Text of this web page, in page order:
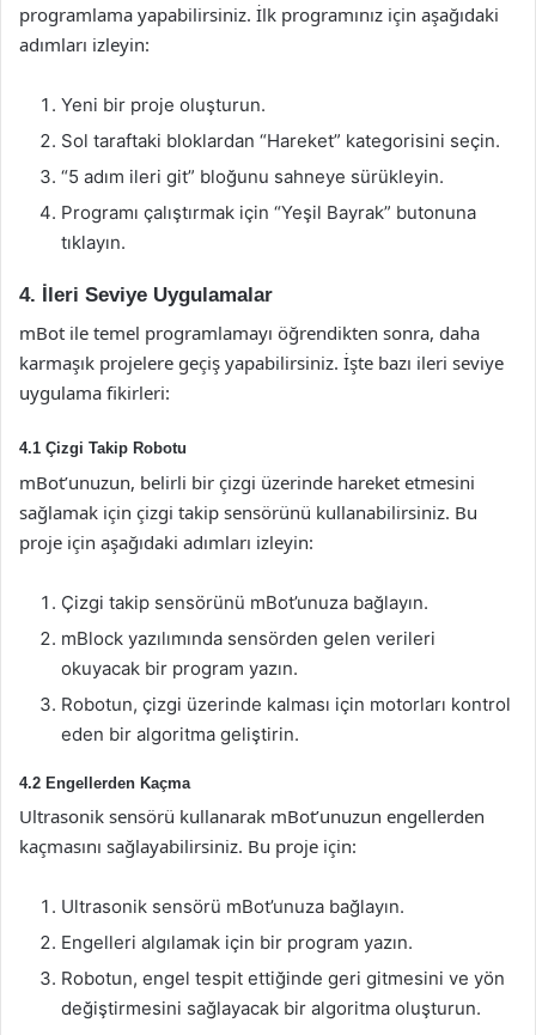
programlama yapabilirsiniz. İlk programınız için aşağıdaki
adımları izleyin:
Yeni bir proje oluşturun.
Sol taraftaki bloklardan “Hareket” kategorisini seçin.
“5 adım ileri git” bloğunu sahneye sürükleyin.
Programı çalıştırmak için “Yeşil Bayrak” butonuna
tıklayın.
4. İleri Seviye Uygulamalar
mBot ile temel programlamayı öğrendikten sonra, daha
karmaşık projelere geçiş yapabilirsiniz. İşte bazı ileri seviye
uygulama fikirleri:
4.1 Çizgi Takip Robotu
mBot’unuzun, belirli bir çizgi üzerinde hareket etmesini
sağlamak için çizgi takip sensörünü kullanabilirsiniz. Bu
proje için aşağıdaki adımları izleyin:
Çizgi takip sensörünü mBot’unuza bağlayın.
mBlock yazılımında sensörden gelen verileri
okuyacak bir program yazın.
Robotun, çizgi üzerinde kalması için motorları kontrol
eden bir algoritma geliştirin.
4.2 Engellerden Kaçma
Ultrasonik sensörü kullanarak mBot’unuzun engellerden
kaçmasını sağlayabilirsiniz. Bu proje için:
Ultrasonik sensörü mBot’unuza bağlayın.
Engelleri algılamak için bir program yazın.
Robotun, engel tespit ettiğinde geri gitmesini ve yön
değiştirmesini sağlayacak bir algoritma oluşturun.